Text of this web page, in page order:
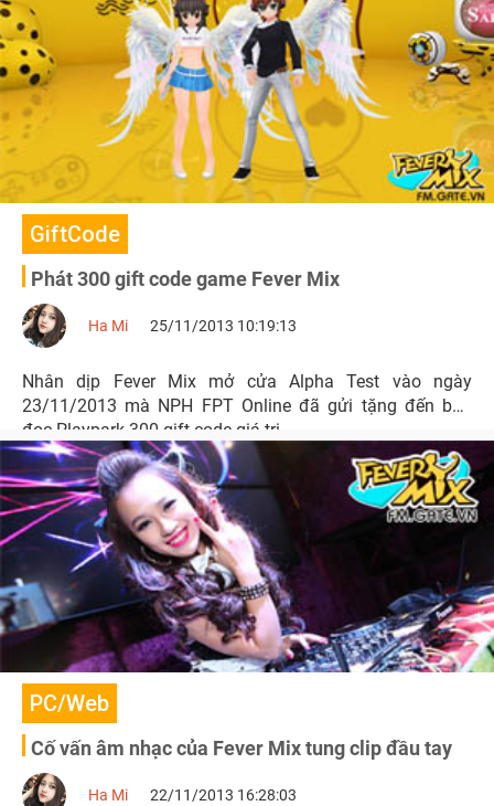
GiftCode
Phát 300 gift code game Fever Mix
Ha Mi 25/11/2013 10:19:13
Nhân dịp Fever Mix mở cửa Alpha Test vào ngày
23/11/2013 mà NPH FPT Online đã gửi tặng đến bạn
đọc Playpark 300 gift code giá trị.
PC/Web
Cố vấn âm nhạc của Fever Mix tung clip đầu tay
Ha Mi 22/11/2013 16:28:03